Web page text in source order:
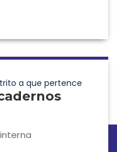
a que pertence